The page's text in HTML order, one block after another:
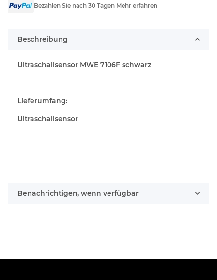
Bezahlen Sie nach 30 Tagen Mehr erfahren
Beschreibung
Ultraschallsensor MWE 7106F schwarz
Lieferumfang:
Ultraschallsensor
Benachrichtigen, wenn verfügbar